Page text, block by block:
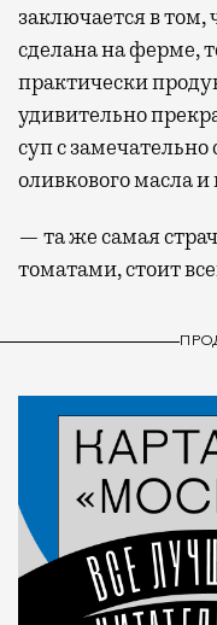
заключается в том,
сделана на ферме,
практически
удивительно
суп с
оливкового масла
— та же самая
томатами, стоит